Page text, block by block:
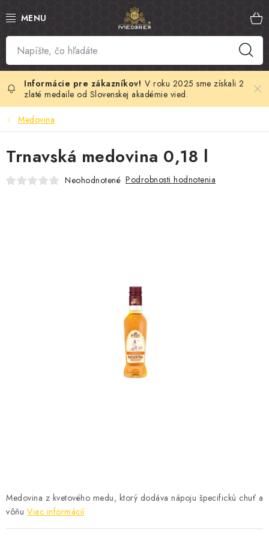
na
SLOVENSKÝ MED
MANUKA MED
VČELÍ PEĽ
MATERSKÁ KAŠIČKA
DOPLNKY KU VČELÍM PRODUKTOM
LITERATÚRA - KNIHY
V roku 2025 sme získali 2
zlaté medaile od Slovenskej akadémie vied.
Medovina
Medovina z kvetového medu, ktorý dodáva nápoju špecifickú chuť a
vôňu Viac informácií
Trnavská medovina 0,18 l
Neohodnotené Podrobnosti hodnotenia